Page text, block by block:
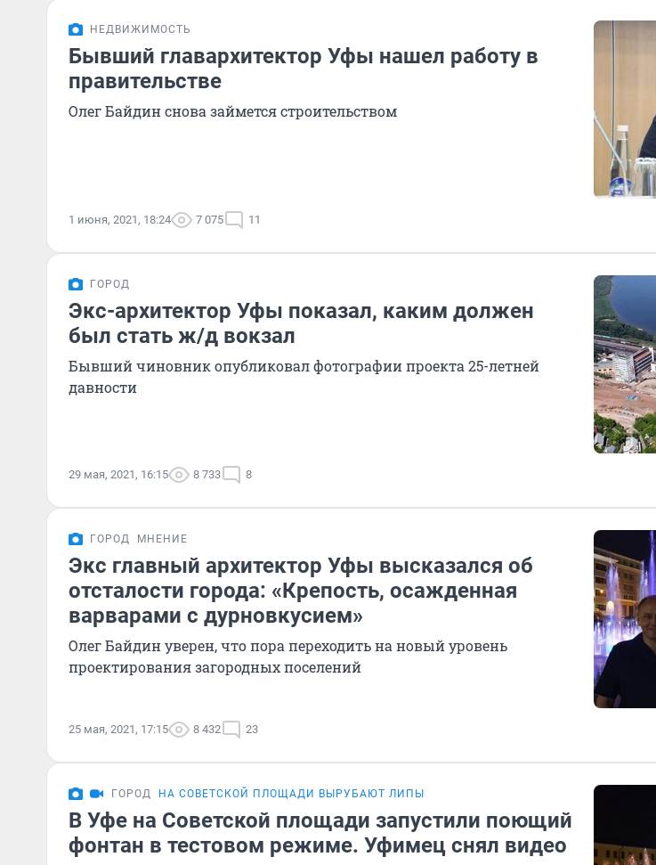
НЕДВИЖИМОСТЬ
Бывший главархитектор Уфы нашел работу в
правительстве
Олег Байдин снова займется строительством
1 июня, 2021, 18:24 7 075 11
ГОРОД
Экс-архитектор Уфы показал, каким должен
был стать ж/д вокзал
Бывший чиновник опубликовал фотографии проекта 25-летней
давности
29 мая, 2021, 16:15 8 733 8
ГОРОД МНЕНИЕ
Экс главный архитектор Уфы высказался об
отсталости города: «Крепость, осажденная
варварами с дурновкусием»
Олег Байдин уверен, что пора переходить на новый уровень
проектирования загородных поселений
25 мая, 2021, 17:15 8 432 23
ГОРОД НА СОВЕТСКОЙ ПЛОЩАДИ ВЫРУБАЮТ ЛИПЫ
В Уфе на Советской площади запустили поющий
фонтан в тестовом режиме. Уфимец снял видео